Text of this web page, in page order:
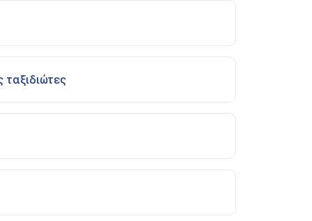
ταξιδιώτες